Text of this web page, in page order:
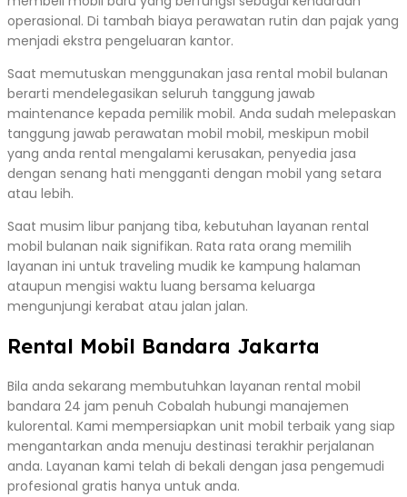
operasional. Di tambah biaya perawatan rutin dan pajak yang
menjadi ekstra pengeluaran kantor.
Saat memutuskan menggunakan jasa rental mobil bulanan
berarti mendelegasikan seluruh tanggung jawab
maintenance kepada pemilik mobil. Anda sudah melepaskan
tanggung jawab perawatan mobil mobil, meskipun mobil
yang anda rental mengalami kerusakan, penyedia jasa
dengan senang hati mengganti dengan mobil yang setara
atau lebih.
Saat musim libur panjang tiba, kebutuhan layanan rental
mobil bulanan naik signifikan. Rata rata orang memilih
layanan ini untuk traveling mudik ke kampung halaman
ataupun mengisi waktu luang bersama keluarga
mengunjungi kerabat atau jalan jalan.
Rental Mobil Bandara Jakarta
Bila anda sekarang membutuhkan layanan rental mobil
bandara 24 jam penuh Cobalah hubungi manajemen
kulorental. Kami mempersiapkan unit mobil terbaik yang siap
mengantarkan anda menuju destinasi terakhir perjalanan
anda. Layanan kami telah di bekali dengan jasa pengemudi
profesional gratis hanya untuk anda.